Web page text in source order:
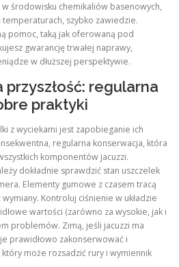
środowisku chemikaliów basenowych,
szybko zawiedzie.
pomoc, taką jak oferowaną pod
gwarancję trwałej naprawy,
w dłuższej perspektywie.
regularna
praktyki
z wyciekami jest zapobieganie ich
regularna konserwacja, która
komponentów jacuzzi.
dokładnie sprawdzić stan uszczelek
Elementy gumowe z czasem tracą
Kontroluj ciśnienie w układzie
wartości (zarówno za wysokie, jak i
problemów. Zimą, jeśli jacuzzi ma
prawidłowo zakonserwować i
może rozsadzić rury i wymiennik